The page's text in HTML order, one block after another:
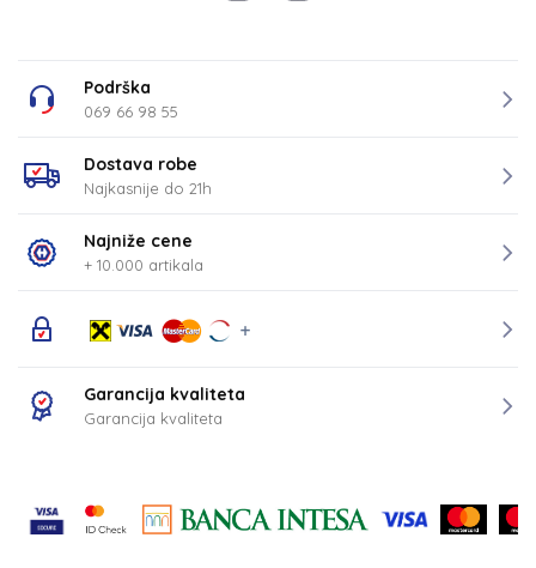
Podrška
069 66 98 55
Dostava robe
Najkasnije do 21h
Najniže cene
+ 10.000 artikala
Garancija kvaliteta
Garancija kvaliteta